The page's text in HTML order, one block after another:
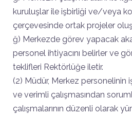
kuruluşlar ile işbirliği ve/veya
çerçevesinde ortak projeler
ğ) Merkezde görev yapacak
personel ihtiyacını belirler ve
teklifleri Rektörlüğe iletir.
(2) Müdür, Merkez personelinin
ve verimli çalışmasından
çalışmalarının düzenli olarak